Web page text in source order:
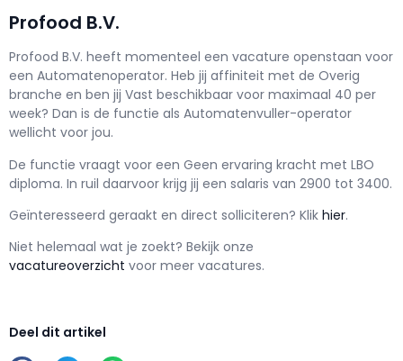
Profood B.V.
Profood B.V. heeft momenteel een vacature openstaan voor
een Automatenoperator. Heb jij affiniteit met de Overig
branche en ben jij Vast beschikbaar voor maximaal 40 per
week? Dan is de functie als Automatenvuller-operator
wellicht voor jou.
De functie vraagt voor een Geen ervaring kracht met LBO
diploma. In ruil daarvoor krijg jij een salaris van 2900 tot 3400.
Geïnteresseerd geraakt en direct solliciteren? Klik hier.
Niet helemaal wat je zoekt? Bekijk onze
vacatureoverzicht voor meer vacatures.
Deel dit artikel